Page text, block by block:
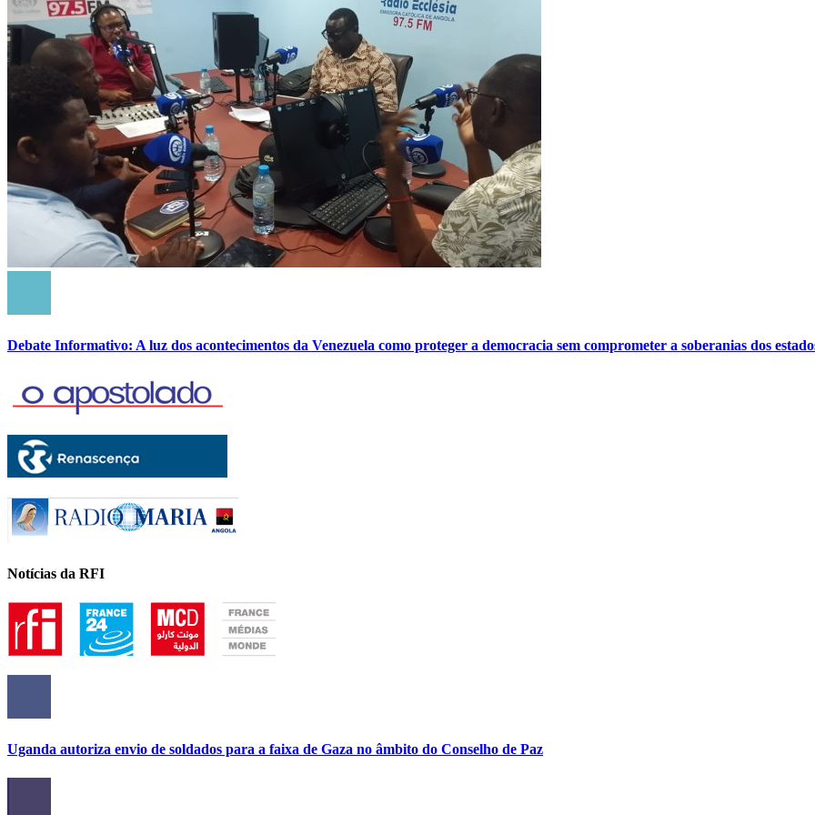
Debate Informativo: A luz dos acontecimentos da Venezuela como proteger a democracia sem comprometer a soberanias dos
Notícias da RFI
Uganda autoriza envio de soldados para a faixa de Gaza no âmbito do Conselho de Paz